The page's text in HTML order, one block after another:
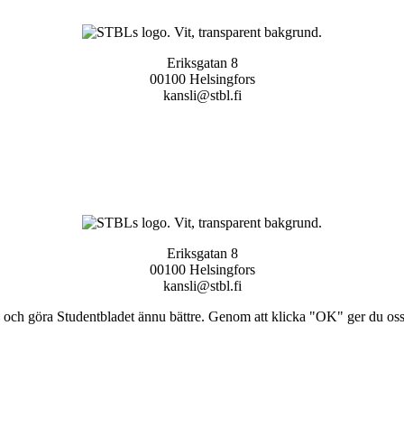
Eriksgatan 8
00100 Helsingfors
kansli@stbl.fi
Eriksgatan 8
00100 Helsingfors
kansli@stbl.fi
göra Studentbladet ännu bättre. Genom att klicka "OK" ger du